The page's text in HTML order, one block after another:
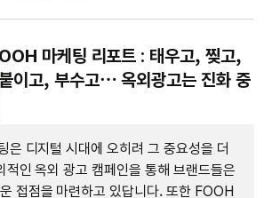
OOH 마케팅 리포트 : 태우고, 찢고,
이고, 부수고… 옥외광고는 진화 중
은 디지털 시대에 오히려 그 중요성을 더
적인 옥외 광고 캠페인을 통해 브랜드들은
접점을 마련하고 있답니다. 또한 FOOH